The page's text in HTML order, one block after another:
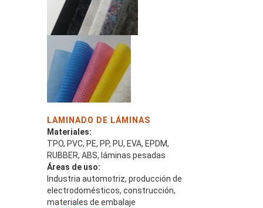
LAMINADO DE LÁMINAS
Materiales:
TPO, PVC, PE, PP, PU, EVA, EPDM,
RUBBER, ABS, láminas pesadas
Áreas de uso:
Industria automotriz, producción de
electrodomésticos, construcción,
materiales de embalaje